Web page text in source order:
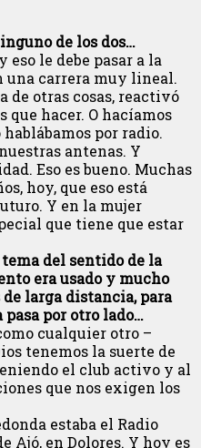
de los dos…
eso le debe pasar a la
una carrera muy lineal.
de otras cosas, reactivó
hacer. O hacíamos
por radio.
antenas. Y
Eso es bueno. Muchas
hoy, que eso está
Y en la mujer
que tiene que estar
del sentido de la
era usado y mucho
larga distancia, para
por otro lado…
cualquier otro –
tenemos la suerte de
el club activo y al
que nos exigen los
estaba el Radio
Ajó, en Dolores. Y hoy es